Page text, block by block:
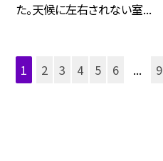
た。天候に左右されない室...
1 2 3 4 5 6 ... 9